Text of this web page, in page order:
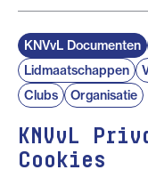
KNVvL Documenten
Lidmaatschappen
Clubs
Organisatie
KNVvL
Cookies